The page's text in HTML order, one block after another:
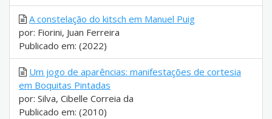
A constelação do kitsch em Manuel Puig
por: Fiorini, Juan Ferreira
Publicado em: (2022)
Um jogo de aparências: manifestações de cortesia
em Boquitas Pintadas
por: Silva, Cibelle Correia da
Publicado em: (2010)